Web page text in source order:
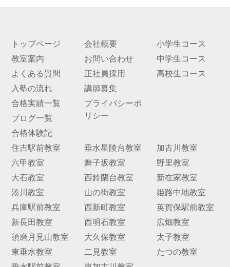
トップページ
教室案内
よくある質問
入塾の流れ
合格実績一覧
ブログ一覧
合格体験記
会社概要
お問い合わせ
正社員採用
講師募集
プライバシーポ
リシー
小学生コース
中学生コース
高校生コース
住吉駅前教室
六甲教室
大石教室
湊川教室
兵庫駅前教室
新長田教室
須磨月見山教室
東垂水教室
垂水星陵台教室
舞子坂教室
西鈴蘭台教室
山の街教室
西新町教室
西明石教室
大久保教室
二見教室
加古川教室
野里教室
新在家教室
姫路中地教室
英賀保駅前教室
広畑教室
太子教室
たつの教室